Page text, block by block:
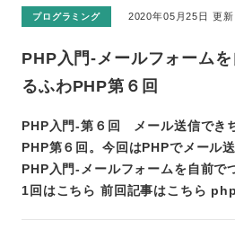
プログラミング 2020年05月25日 更
PHP入門-メールフォーム
るふわPHP第６回
PHP入門-第６回 メール送信でき
PHP第６回。今回はPHPでメール
PHP入門-メールフォームを自前で
1回はこちら 前回記事はこちら